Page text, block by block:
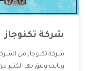
شركة تكنوجاز
شركة تكنوجاز من
وثابت ويثق بها